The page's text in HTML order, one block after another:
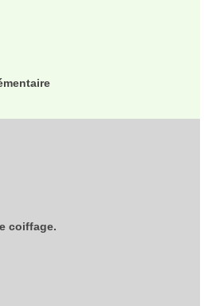
coiffage.